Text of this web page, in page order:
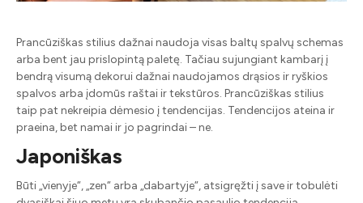
Prancūziškas stilius dažnai naudoja visas baltų spalvų schemas
arba bent jau prislopintą paletę. Tačiau sujungiant kambarį į
bendrą visumą dekorui dažnai naudojamos drąsios ir ryškios
spalvos arba įdomūs raštai ir tekstūros. Prancūziškas stilius
taip pat nekreipia dėmesio į tendencijas. Tendencijos ateina ir
praeina, bet namai ir jo pagrindai – ne.
Japoniškas
Būti „vienyje“, „zen“ arba „dabartyje“, atsigręžti į save ir tobulėti